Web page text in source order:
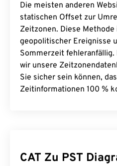
Die meisten anderen
statischen Offset zur
Zeitzonen. Diese
geopolitischer Ereignisse
Sommerzeit
wir unsere
Sie sicher sein können,
Zeitinformationen 100 %
CAT Zu PST